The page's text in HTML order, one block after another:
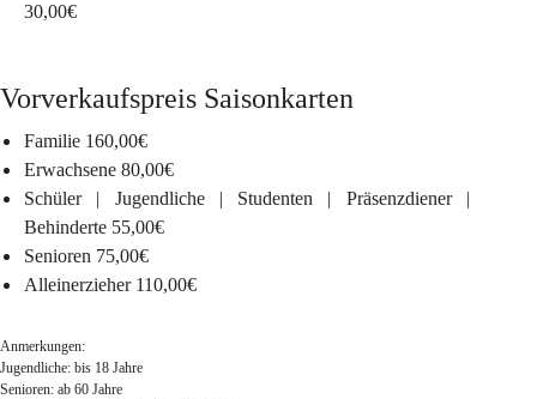
30,00€
Vorverkaufspreis Saisonkarten
Familie 160,00€
Erwachsene 80,00€
Schüler | Jugendliche | Studenten | Präsenzdiener |
Behinderte 55,00€
Senioren 75,00€
Alleinerzieher 110,00€
Anmerkungen:
Jugendliche: bis 18 Jahre
Senioren: ab 60 Jahre